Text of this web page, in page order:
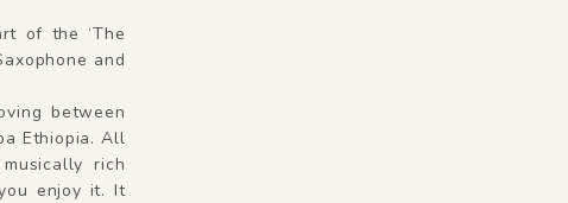
of the ‘The
and
between
Ethiopia. All
rich
enjoy it. It